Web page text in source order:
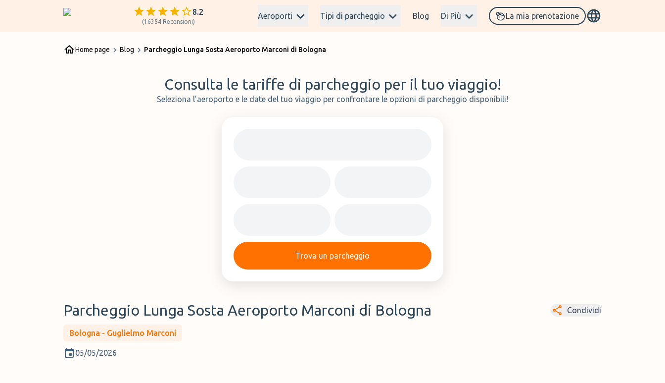
8.2
(16354 Recensioni)
Aeroporti Tipi di parcheggio Blog Di Più La mia prenotazione
Home page Blog Parcheggio Lunga Sosta Aeroporto Marconi di Bologna
Consulta le tariffe di parcheggio per il tuo viaggio!
Seleziona l’aeroporto e le date del tuo viaggio per confrontare le opzioni di parcheggio disponibili!
Trova un parcheggio
Parcheggio Lunga Sosta Aeroporto Marconi di Bologna Condividi
Bologna - Guglielmo Marconi
05/05/2026